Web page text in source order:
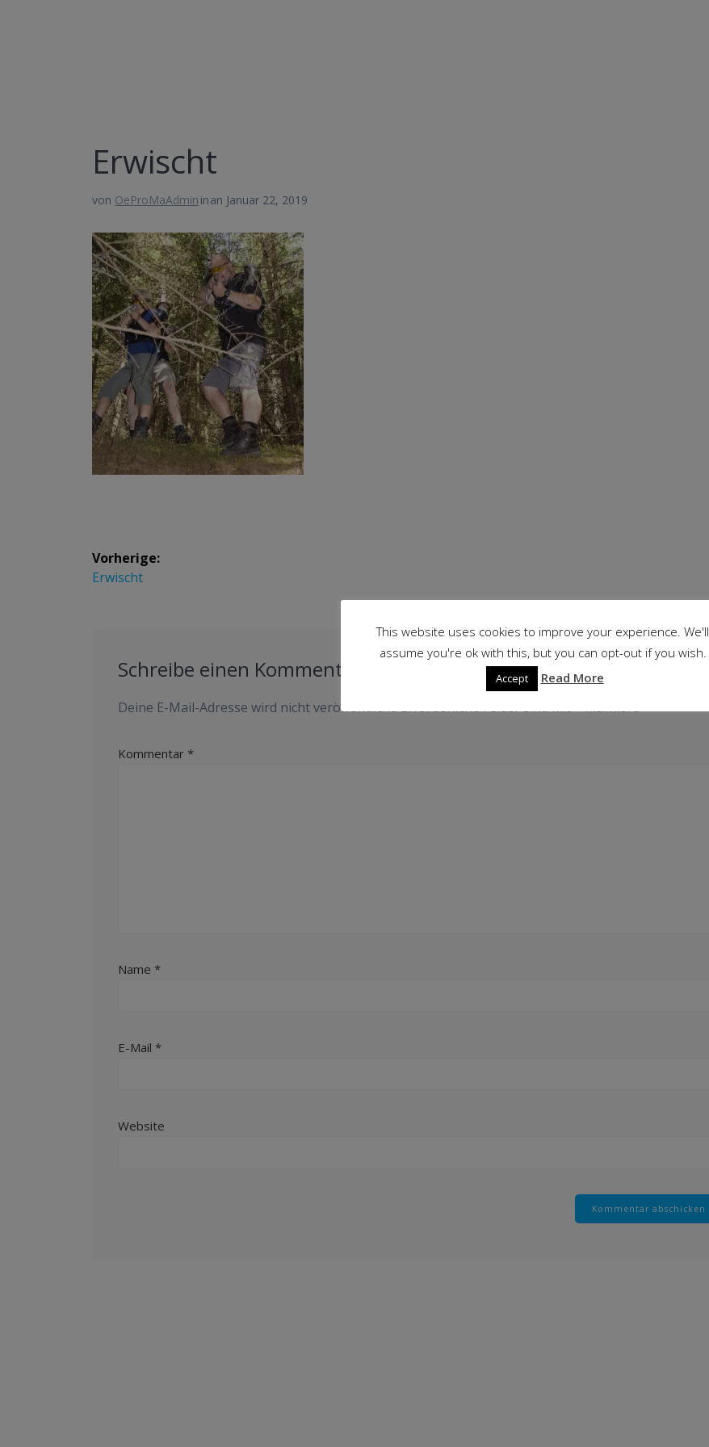
Erwischt
von OeProMaAdmin inan Januar 22, 2019
Beitrags-
Navigation
Vorherige:
Vorheriger
Erwischt
Schreibe einen Kommentar
Deine E-Mail-Adresse wird nicht veröffentlicht.Erforderliche Felder sind mit*markiert.
Kommentar *
Name *
E-Mail *
Website
This website uses cookies to improve your experience. We'll
assume you're ok with this, but you can opt-out if you wish.
Accept Read More